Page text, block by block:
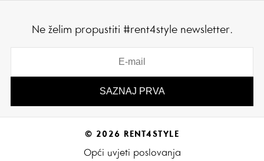
Ne želim propustiti #rent4style newsletter.
© 2026 RENT4STYLE
Opći uvjeti poslovanja